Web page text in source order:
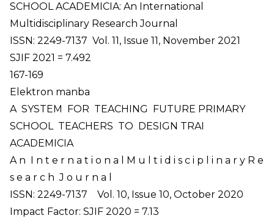
SCHOOL ACADEMICIA: An International
Multidisciplinary Research Journal
ISSN: 2249-7137 Vol. 11, Issue 11, November 2021
SJIF 2021 = 7.492
167-169
Elektron manba
A SYSTEM FOR TEACHING FUTURE PRIMARY
SCHOOL TEACHERS TO DESIGN TRAI
ACADEMICIA
A n I n t e r n a t i o n a l M u l t i d i s c i p l i n a r y R e
s e a r c h J o u r n a l
ISSN: 2249-7137 Vol. 10, Issue 10, October 2020
Impact Factor: SJIF 2020 = 7.13